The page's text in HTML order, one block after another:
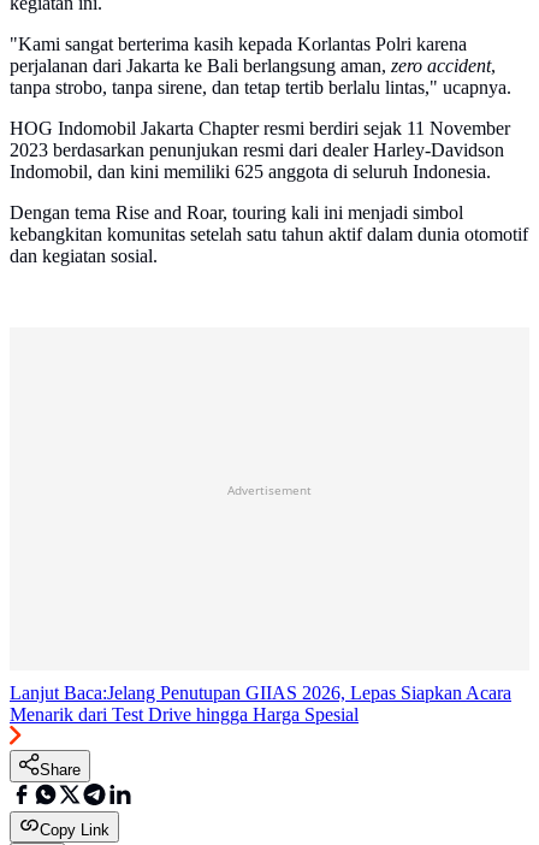
"Kami sangat berterima kasih kepada Korlantas Polri karena
perjalanan dari Jakarta ke Bali berlangsung aman, zero accident,
tanpa strobo, tanpa sirene, dan tetap tertib berlalu lintas," ucapnya.
HOG Indomobil Jakarta Chapter resmi berdiri sejak 11 November
2023 berdasarkan penunjukan resmi dari dealer Harley-Davidson
Indomobil, dan kini memiliki 625 anggota di seluruh Indonesia.
Dengan tema Rise and Roar, touring kali ini menjadi simbol
kebangkitan komunitas setelah satu tahun aktif dalam dunia otomotif
dan kegiatan sosial.
Advertisement
Lanjut Baca:Jelang Penutupan GIIAS 2026, Lepas Siapkan Acara
Menarik dari Test Drive hingga Harga Spesial
Share
Copy Link